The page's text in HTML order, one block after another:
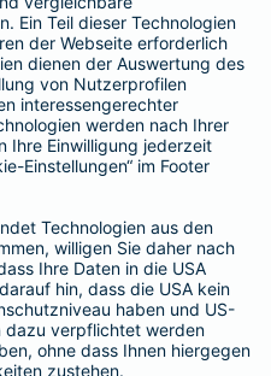
SEITEN
ändern
melden